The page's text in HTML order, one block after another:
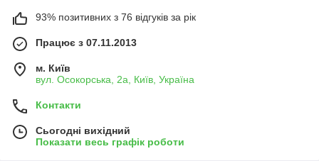
93% позитивних з 76 відгуків за рік
Працює з 07.11.2013
м. Київ
вул. Осокорська, 2а, Київ, Україна
Контакти
Сьогодні вихідний
Показати весь графік роботи